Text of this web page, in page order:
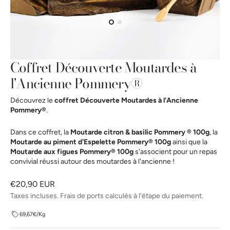
la
vue
de
Coffret Découverte Moutardes à
l'Ancienne Pommery®
Découvrez lecoffret Découverte Moutardes à l'Ancienne
Pommery®.
Dans ce coffret, la Moutarde citron & basilic Pommery ® 100g, la
Moutarde au piment d'Espelette Pommery® 100gainsi que la
Moutarde aux figues Pommery® 100gs'associent pour un repas
convivial réussi autour des moutardes à l'ancienne !
Prix
habituel
€20,90 EUR
Taxes incluses. Frais de ports calculés à l'étape du paiement.
69,67€/Kg